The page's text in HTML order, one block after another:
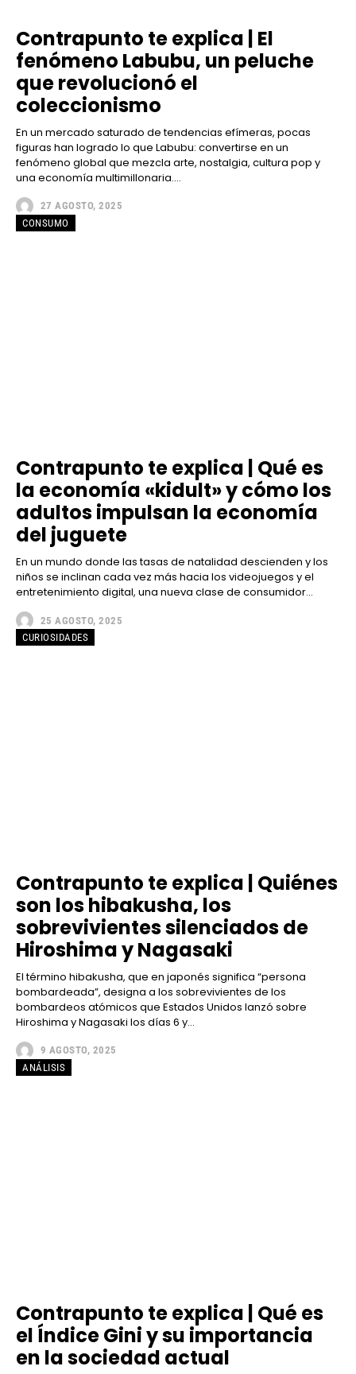
Contrapunto te explica | El
fenómeno Labubu, un peluche
que revolucionó el
coleccionismo
En un mercado saturado de tendencias efímeras, pocas
figuras han logrado lo que Labubu: convertirse en un
fenómeno global que mezcla arte, nostalgia, cultura pop y
una economía multimillonaria....
27 AGOSTO, 2025
CONSUMO
Contrapunto te explica | Qué es
la economía «kidult» y cómo los
adultos impulsan la economía
del juguete
En un mundo donde las tasas de natalidad descienden y los
niños se inclinan cada vez más hacia los videojuegos y el
entretenimiento digital, una nueva clase de consumidor...
25 AGOSTO, 2025
CURIOSIDADES
Contrapunto te explica | Quiénes
son los hibakusha, los
sobrevivientes silenciados de
Hiroshima y Nagasaki
El término hibakusha, que en japonés significa “persona
bombardeada”, designa a los sobrevivientes de los
bombardeos atómicos que Estados Unidos lanzó sobre
Hiroshima y Nagasaki los días 6 y...
9 AGOSTO, 2025
ANÁLISIS
Contrapunto te explica | Qué es
el Índice Gini y su importancia
en la sociedad actual